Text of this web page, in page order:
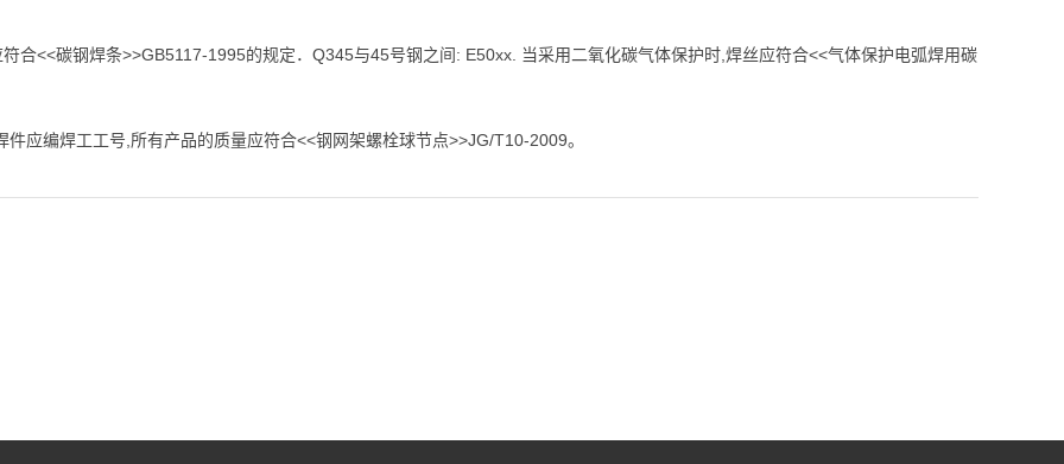
<<碳钢焊条>>GB5117-1995的规定．Q345与45号钢之间: E50xx. 当采用二氧化碳气体保护时,焊丝应符合<<气体保护电弧焊用碳
编焊工工号,所有产品的质量应符合<<钢网架螺栓球节点>>JG/T10-2009。